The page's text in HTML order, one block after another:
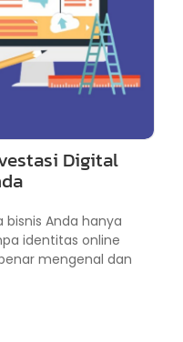
Digital
bisnis Anda hanya
identitas online
mengenal dan